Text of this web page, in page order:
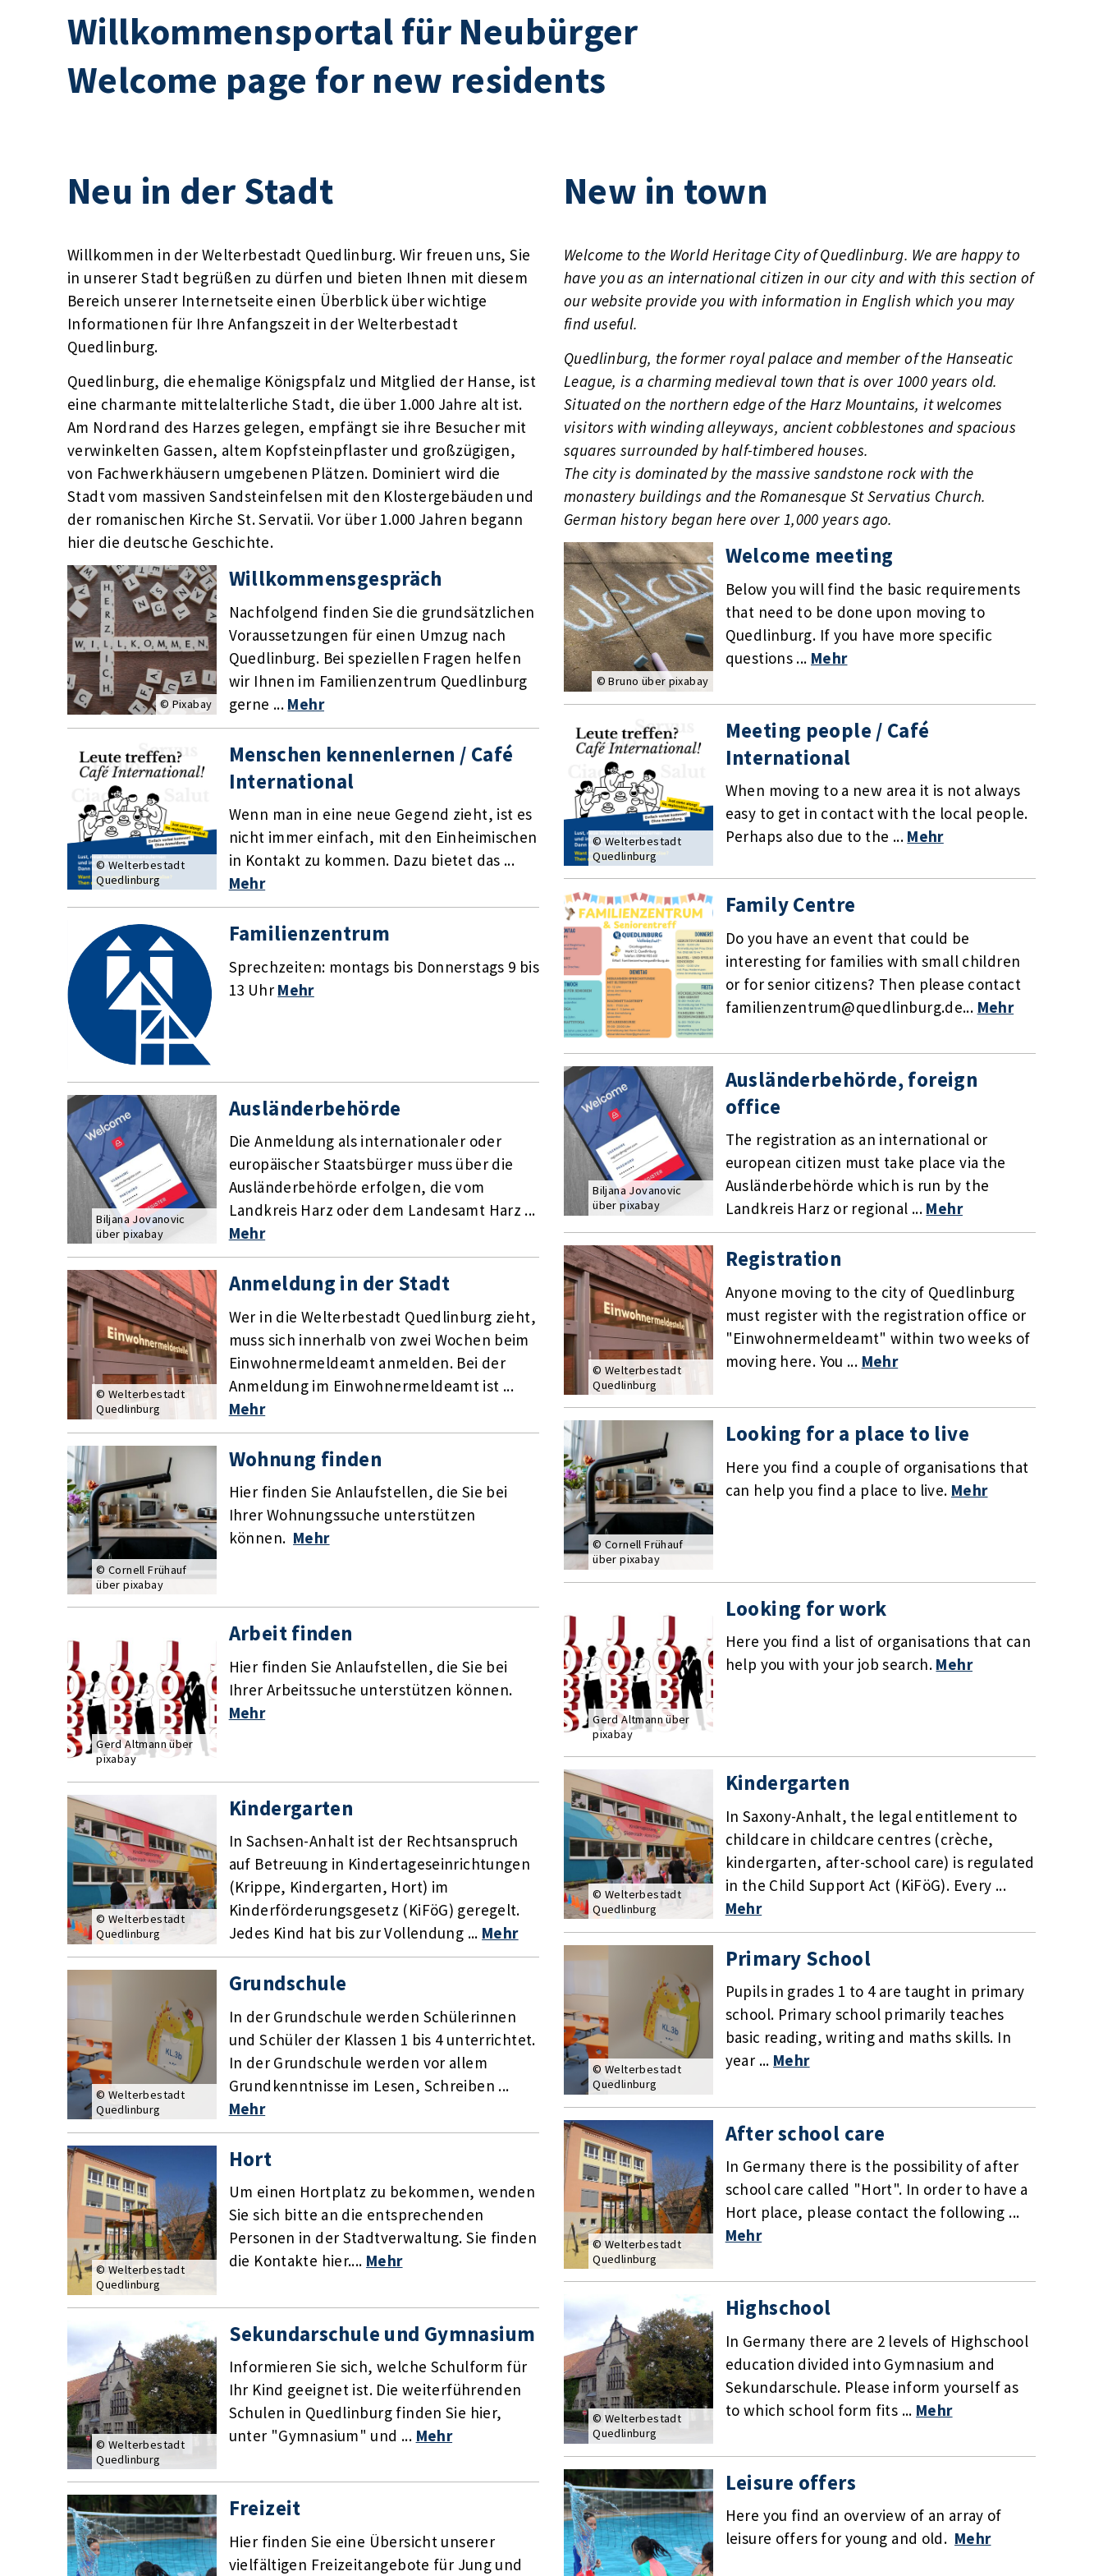
Willkommensportal für Neubürger
Welcome page for new residents
Neu in der Stadt
Willkommen in der Welterbestadt Quedlinburg. Wir freuen uns, Sie
in unserer Stadt begrüßen zu dürfen und bieten Ihnen mit diesem
Bereich unserer Internetseite einen Überblick über wichtige
Informationen für Ihre Anfangszeit in der Welterbestadt
Quedlinburg.
Quedlinburg, die ehemalige Königspfalz und Mitglied der Hanse, ist
eine charmante mittelalterliche Stadt, die über 1.000 Jahre alt ist.
Am Nordrand des Harzes gelegen, empfängt sie ihre Besucher mit
verwinkelten Gassen, altem Kopfsteinpflaster und großzügigen,
von Fachwerkhäusern umgebenen Plätzen. Dominiert wird die
Stadt vom massiven Sandsteinfelsen mit den Klostergebäuden und
der romanischen Kirche St. Servatii. Vor über 1.000 Jahren begann
hier die deutsche Geschichte.
Willkommensgespräch
Nachfolgend finden Sie die grundsätzlichen
Voraussetzungen für einen Umzug nach
Quedlinburg. Bei speziellen Fragen helfen
wir Ihnen im Familienzentrum Quedlinburg
gerne ... Mehr
© Pixabay
Menschen kennenlernen / Café
International
Wenn man in eine neue Gegend zieht, ist es
nicht immer einfach, mit den Einheimischen
in Kontakt zu kommen. Dazu bietet das ...
Mehr
© Welterbestadt
Quedlinburg
Familienzentrum
Sprechzeiten: montags bis Donnerstags 9 bis
13 Uhr Mehr
Ausländerbehörde
Die Anmeldung als internationaler oder
europäischer Staatsbürger muss über die
Ausländerbehörde erfolgen, die vom
Landkreis Harz oder dem Landesamt Harz ...
Mehr
Biljana Jovanovic
über pixabay
Anmeldung in der Stadt
Wer in die Welterbestadt Quedlinburg zieht,
muss sich innerhalb von zwei Wochen beim
Einwohnermeldeamt anmelden. Bei der
Anmeldung im Einwohnermeldeamt ist ...
Mehr
© Welterbestadt
Quedlinburg
Wohnung finden
Hier finden Sie Anlaufstellen, die Sie bei
Ihrer Wohnungssuche unterstützen
können. Mehr
© Cornell Frühauf
über pixabay
Arbeit finden
Hier finden Sie Anlaufstellen, die Sie bei
Ihrer Arbeitssuche unterstützen können.
Mehr
Gerd Altmann über
pixabay
Kindergarten
In Sachsen-Anhalt ist der Rechtsanspruch
auf Betreuung in Kindertageseinrichtungen
(Krippe, Kindergarten, Hort) im
Kinderförderungsgesetz (KiFöG) geregelt.
Jedes Kind hat bis zur Vollendung ... Mehr
© Welterbestadt
Quedlinburg
Grundschule
In der Grundschule werden Schülerinnen
und Schüler der Klassen 1 bis 4 unterrichtet.
In der Grundschule werden vor allem
Grundkenntnisse im Lesen, Schreiben ...
Mehr
© Welterbestadt
Quedlinburg
Hort
Um einen Hortplatz zu bekommen, wenden
Sie sich bitte an die entsprechenden
Personen in der Stadtverwaltung. Sie finden
die Kontakte hier.... Mehr
© Welterbestadt
Quedlinburg
Sekundarschule und Gymnasium
Informieren Sie sich, welche Schulform für
Ihr Kind geeignet ist. Die weiterführenden
Schulen in Quedlinburg finden Sie hier,
unter "Gymnasium" und ... Mehr
© Welterbestadt
Quedlinburg
Freizeit
Hier finden Sie eine Übersicht unserer
vielfältigen Freizeitangebote für Jung und
New in town
Welcome to the World Heritage City of Quedlinburg. We are happy to
have you as an international citizen in our city and with this section of
our website provide you with information in English which you may
find useful.
Quedlinburg, the former royal palace and member of the Hanseatic
League, is a charming medieval town that is over 1000 years old.
Situated on the northern edge of the Harz Mountains, it welcomes
visitors with winding alleyways, ancient cobblestones and spacious
squares surrounded by half-timbered houses.
The city is dominated by the massive sandstone rock with the
monastery buildings and the Romanesque St Servatius Church.
German history began here over 1,000 years ago.
Welcome meeting
Below you will find the basic requirements
that need to be done upon moving to
Quedlinburg. If you have more specific
questions ... Mehr
© Bruno über pixabay
Meeting people / Café
International
When moving to a new area it is not always
easy to get in contact with the local people.
Perhaps also due to the ... Mehr
© Welterbestadt
Quedlinburg
Family Centre
Do you have an event that could be
interesting for families with small children
or for senior citizens? Then please contact
familienzentrum@quedlinburg.de... Mehr
Ausländerbehörde, foreign
office
The registration as an international or
european citizen must take place via the
Ausländerbehörde which is run by the
Landkreis Harz or regional ... Mehr
Biljana Jovanovic
über pixabay
Registration
Anyone moving to the city of Quedlinburg
must register with the registration office or
"Einwohnermeldeamt" within two weeks of
moving here. You ... Mehr
© Welterbestadt
Quedlinburg
Looking for a place to live
Here you find a couple of organisations that
can help you find a place to live. Mehr
© Cornell Frühauf
über pixabay
Looking for work
Here you find a list of organisations that can
help you with your job search. Mehr
Gerd Altmann über
pixabay
Kindergarten
In Saxony-Anhalt, the legal entitlement to
childcare in childcare centres (crèche,
kindergarten, after-school care) is regulated
in the Child Support Act (KiFöG). Every ...
Mehr
© Welterbestadt
Quedlinburg
Primary School
Pupils in grades 1 to 4 are taught in primary
school. Primary school primarily teaches
basic reading, writing and maths skills. In
year ... Mehr
© Welterbestadt
Quedlinburg
After school care
In Germany there is the possibility of after
school care called "Hort". In order to have a
Hort place, please contact the following ...
Mehr
© Welterbestadt
Quedlinburg
Highschool
In Germany there are 2 levels of Highschool
education divided into Gymnasium and
Sekundarschule. Please inform yourself as
to which school form fits ... Mehr
© Welterbestadt
Quedlinburg
Leisure offers
Here you find an overview of an array of
leisure offers for young and old. Mehr